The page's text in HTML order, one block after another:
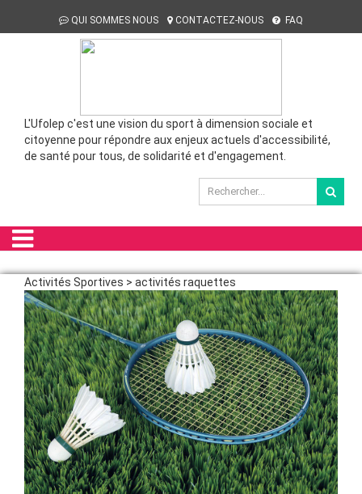
QUI SOMMES NOUS CONTACTEZ-NOUS FAQ
L'Ufolep c'est une vision du sport à dimension sociale et
citoyenne pour répondre aux enjeux actuels d'accessibilité,
de santé pour tous, de solidarité et d'engagement.
Activités Sportives > activités raquettes